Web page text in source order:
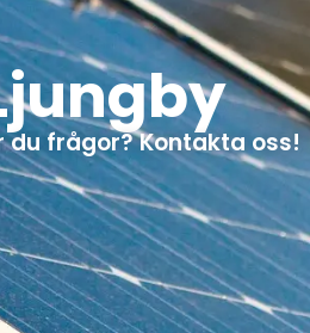
frågor? Kontakta oss!